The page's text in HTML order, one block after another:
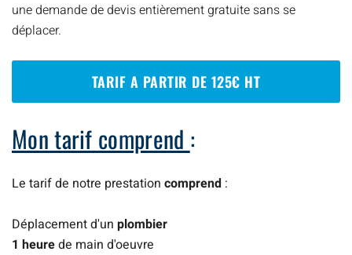
une demande de devis entièrement gratuite sans se
déplacer.
TARIF A PARTIR DE 125€ HT
Mon tarif comprend :
Le tarif de notre prestation comprend :
Déplacement d'un plombier
1 heurede main d'oeuvre